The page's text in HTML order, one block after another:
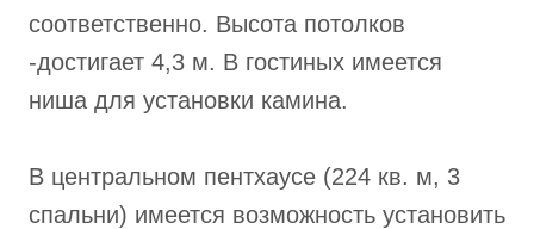
соответственно. Высота потолков
-достигает 4,3 м. В гостиных имеется
ниша для установки камина.
В центральном пентхаусе (224 кв. м, 3
спальни) имеется возможность установить